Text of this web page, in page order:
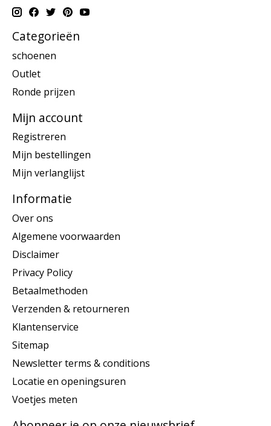
Categorieën
schoenen
Outlet
Ronde prijzen
Mijn account
Registreren
Mijn bestellingen
Mijn verlanglijst
Informatie
Over ons
Algemene voorwaarden
Disclaimer
Privacy Policy
Betaalmethoden
Verzenden & retourneren
Klantenservice
Sitemap
Newsletter terms & conditions
Locatie en openingsuren
Voetjes meten